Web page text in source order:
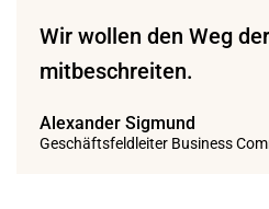
Wir wollen den Weg
mitbeschreiten.
Alexander Sigmund
Geschäftsfeldleiter Business